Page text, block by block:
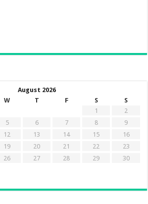
August 2026
W T F S
S
1
2
5 6 7 8
9
12 13 14 15
16
19 20 21 22
23
26 27 28 29
30